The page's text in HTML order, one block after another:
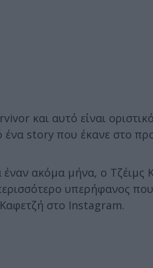
και αυτό είναι
ένα story που έκανε στο
ακόμα μήνα, ο Τζέιμς
υπερήφανος
στο Instagram.